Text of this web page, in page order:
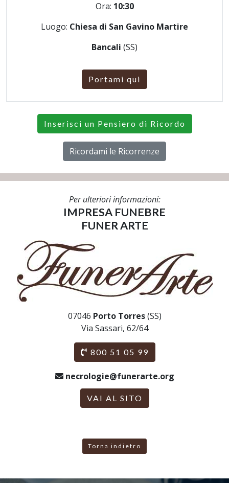
Ora: 10:30
Luogo: Chiesa di San Gavino Martire
Bancali (SS)
Portami qui
Inserisci un Pensiero di Ricordo
Ricordami le Ricorrenze
Per ulteriori informazioni:
IMPRESA FUNEBRE
FUNER ARTE
07046 Porto Torres(SS)
Via Sassari, 62/64
800 51 05 99
necrologie@funerarte.org
VAI AL SITO
Torna indietro